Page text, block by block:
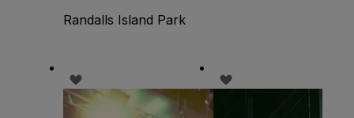
Randalls Island Park